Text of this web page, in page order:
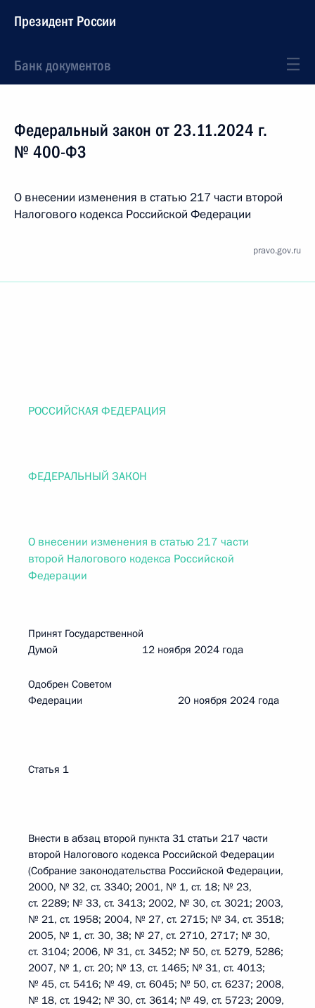
Президент России
Банк документов
Федеральный закон от 23.11.2024 г.
№ 400-ФЗ
О внесении изменения в статью 217 части второй
Налогового кодекса Российской Федерации
pravo.gov.ru
РОССИЙСКАЯ ФЕДЕРАЦИЯ
ФЕДЕРАЛЬНЫЙ ЗАКОН
О внесении изменения в статью 217 части
второй Налогового кодекса Российской
Федерации
Принят Государственной
Думой 12 ноября 2024 года
Одобрен Советом
Федерации 20 ноября 2024 года
Статья 1
Внести в абзац второй пункта 31 статьи 217 части
второй Налогового кодекса Российской Федерации
(Собрание законодательства Российской Федерации,
2000, № 32, ст. 3340; 2001, № 1, ст. 18; № 23,
ст. 2289; № 33, ст. 3413; 2002, № 30, ст. 3021; 2003,
№ 21, ст. 1958; 2004, № 27, ст. 2715; № 34, ст. 3518;
2005, № 1, ст. 30, 38; № 27, ст. 2710, 2717; № 30,
ст. 3104; 2006, № 31, ст. 3452; № 50, ст. 5279, 5286;
2007, № 1, ст. 20; № 13, ст. 1465; № 31, ст. 4013;
№ 45, ст. 5416; № 49, ст. 6045; № 50, ст. 6237; 2008,
№ 18, ст. 1942; № 30, ст. 3614; № 49, ст. 5723; 2009,